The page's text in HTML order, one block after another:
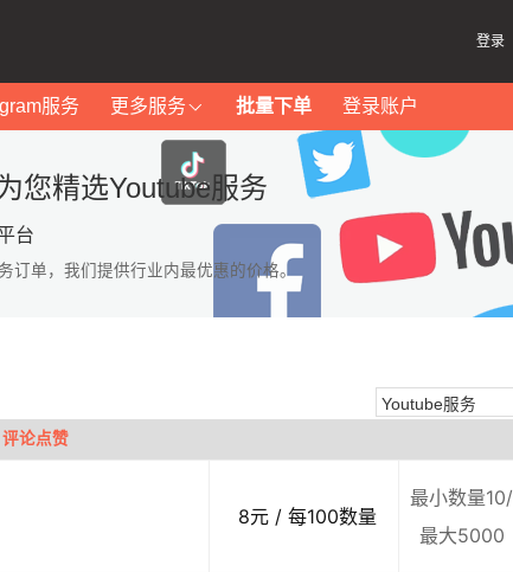
登录
服务 更多服务 批量下单 登录账户
您精选Youtube服务
台
订单，我们提供行业内最优惠的价格。
论点赞
8元 / 每100数量
最小数量10/
最大5000